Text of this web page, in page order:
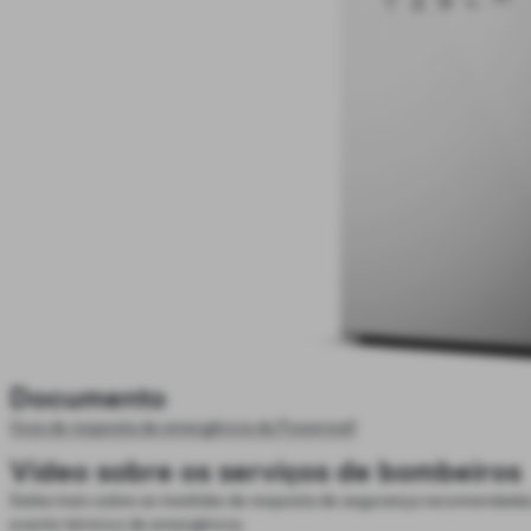
Documento
Guia de resposta de emergência da Powerwall
Vídeo sobre os serviços de bombeiros
Saiba mais sobre as medidas de resposta de segurança
evento térmico de emergência.